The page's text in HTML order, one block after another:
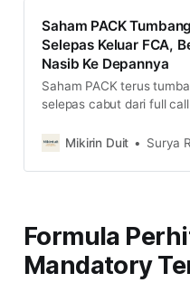
Saham PACK Tumbang
Selepas Keluar FCA,
Nasib Ke Depannya
Saham PACK terus
selepas cabut dari full
simak ulasan lengkapnya
Mikirin Duit Surya
Formula
Mandatory